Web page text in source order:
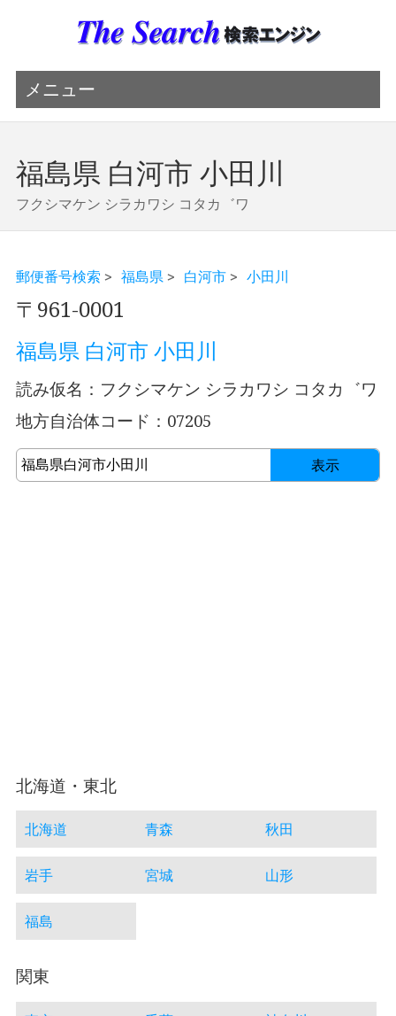
メニュー
福島県 白河市 小田川
フクシマケン シラカワシ コタカ゛ワ
郵便番号検索 > 福島県 > 白河市> 小田川
〒961-0001
福島県 白河市 小田川
読み仮名：フクシマケン シラカワシ コタカ゛ワ
地方自治体コード：07205
表示
北海道・東北
北海道 青森 秋田
岩手 宮城 山形
福島
関東